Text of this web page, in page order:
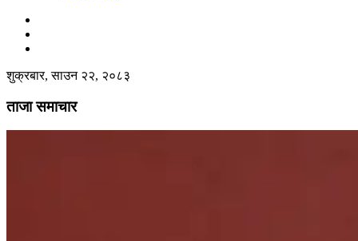
शुक्रबार, साउन २२, २०८३
ताजा समाचार